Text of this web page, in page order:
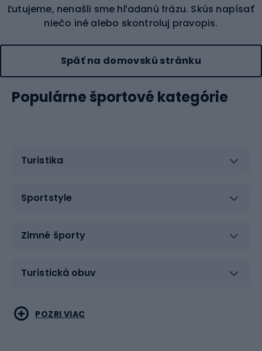
Ľutujeme, nenašli sme hľadanú frázu. Skús napísať
niečo iné alebo skontroluj pravopis.
Späť na domovskú stránku
Populárne športové kategórie
Turistika
Sportstyle
Zimné športy
Turistická obuv
Vodné športy
Bojové umenia
POZRI VIAC